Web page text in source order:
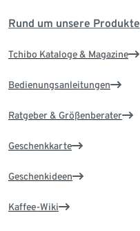
Rund um unsere Produkte
Tchibo Kataloge & Magazine
Bedienungsanleitungen
Ratgeber & Größenberater
Geschenkkarte
Geschenkideen
Kaffee-Wiki